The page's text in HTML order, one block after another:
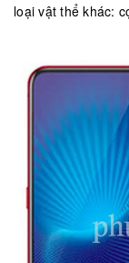
loại vật thể khác: